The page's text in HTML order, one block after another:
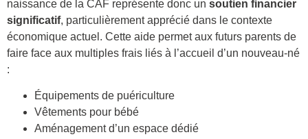
naissance de la CAF représente donc un soutien financier
significatif, particulièrement apprécié dans le contexte
économique actuel. Cette aide permet aux futurs parents de
faire face aux multiples frais liés à l’accueil d’un nouveau-né
:
Équipements de puériculture
Vêtements pour bébé
Aménagement d’un espace dédié